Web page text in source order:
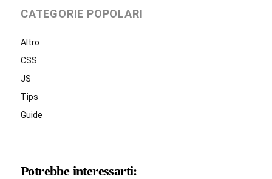
CATEGORIE POPOLARI
Altro
CSS
JS
Tips
Guide
Potrebbe interessarti: